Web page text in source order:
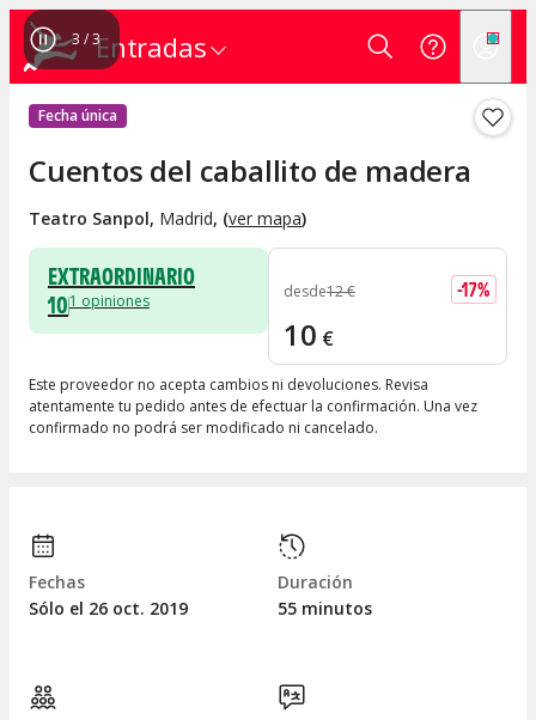
Entradas
1 /3
Fecha única
Cuentos del caballito de madera
Teatro Sanpol, Madrid, (ver mapa)
EXTRAORDINARIO
101 opiniones desde12€ -17%
10 €
Este proveedor no acepta cambios ni devoluciones. Revisa
atentamente tu pedido antes de efectuar la confirmación. Una vez
confirmado no podrá ser modificado ni cancelado.
Fechas
Sólo el 26 oct. 2019
Duración
55 minutos